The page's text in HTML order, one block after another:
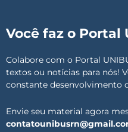
Você faz o Portal
Colabore com o Portal
textos ou notícias para nós!
constante desenvolvimento
Envie seu material agora